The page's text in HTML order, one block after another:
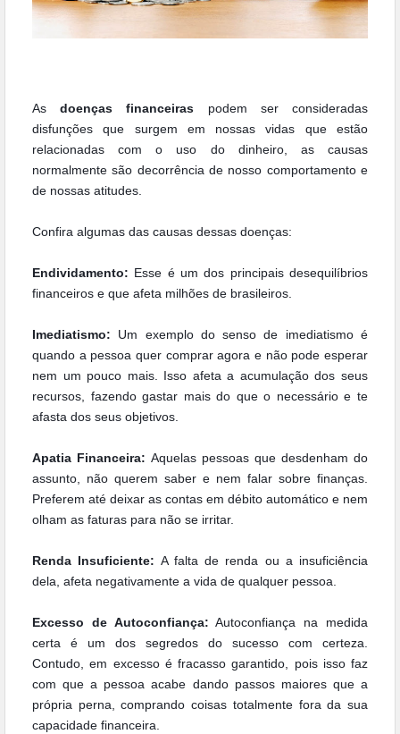
Asdoenças financeiras podem ser consideradas
disfunções que surgem em nossas vidas que estão
relacionadas com o uso do dinheiro, as causas
normalmente são decorrência de nosso comportamento e
de nossas atitudes.
Confira algumas das causas dessas doenças:
Endividamento: Esse é um dos principais desequilíbrios
financeiros e que afeta milhões de brasileiros.
Imediatismo: Um exemplo do senso de imediatismo é
quando a pessoa quer comprar agora e não pode esperar
nem um pouco mais. Isso afeta a acumulação dos seus
recursos, fazendo gastar maisdo que o necessário e te
afasta dos seus objetivos.
Apatia Financeira: Aquelas pessoas que desdenham do
assunto, não querem saber e nem falar sobre finanças.
Preferem até deixar as contas em débito automático e nem
olham as faturas para não se irritar.
Renda Insuficiente: A falta de renda ou a insuficiência
dela, afeta negativamente a vida de qualquer pessoa.
Excesso de Autoconfiança: Autoconfiança na medida
certa é um dos segredos do sucesso com certeza.
Contudo, em excesso é fracasso garantido, pois isso faz
com que a pessoa acabe dando passos maiores que a
própria perna, comprando coisas totalmente fora da sua
capacidade financeira.